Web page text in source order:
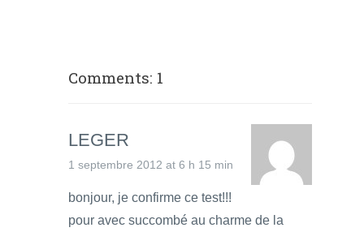
Comments: 1
LEGER
1 septembre 2012 at 6 h 15 min
bonjour, je confirme ce test!!!
pour avec succombé au charme de la